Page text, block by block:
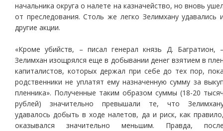
начальника округа о налете на казначейство, но вновь
от преследования. Столь же легко Зелимхану удавались
другие акции.
«Кроме убийств, – писал генерал князь Д. Багратион,
Зелимхан изощрялся еще в добывании денег взятием в
капиталистов, которых держал при себе до тех пор,
родственники не уплатят ему назначенную сумму за
пленника». Полученные таким образом суммы (18-20
рублей) значительно превышали те, что
удавалось добыть в ходе налетов, да и риск, как
оказывался значительно меньшим. Правда,